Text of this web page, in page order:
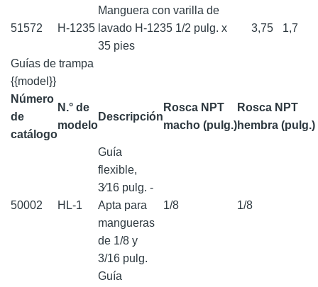
51572 H-1235
Manguera con varilla de
lavado H-1235 1/2 pulg. x
35 pies
3,75 1,7
Guías de trampa
{{model}}
Número
de
catálogo
N.° de
modelo
Descripción
Rosca NPT
macho (pulg.)
Rosca NPT
hembra (pulg.)
50002 HL-1
Guía
f lexible,
3⁄16 pulg. -
Apta para
mangueras
de 1/8 y
3/16 pulg.
1/8 1/8
Guía